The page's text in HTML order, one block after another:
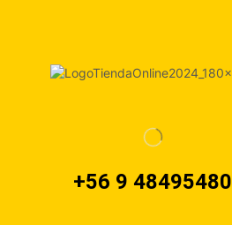
+56 9 48495480